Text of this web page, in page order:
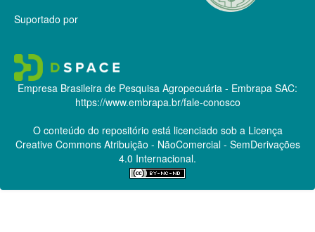
Suportado por
Empresa Brasileira de Pesquisa Agropecuária - Embrapa SAC:
https://www.embrapa.br/fale-conosco
O conteúdo do repositório está licenciado sob a Licença
Creative CommonsAtribuição - NãoComercial - SemDerivações
4.0 Internacional.